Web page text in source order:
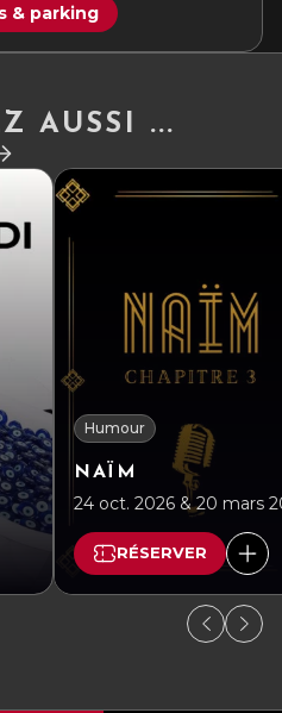
& parking
AUSSI ...
Humour
NAÏM
24 oct. 2026 & 20 mars
RÉSERVER